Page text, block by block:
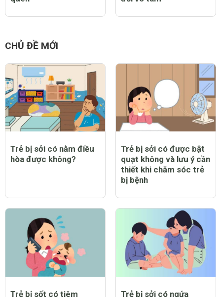
8 từ phụ nữ có chết
cũng không được phép
gửi người chồng quá
CHỦ ĐỀ MỚI
Trẻ bị sởi có được bật
quạt không và lưu ý cần
thiết khi chăm sóc trẻ
bị bệnh